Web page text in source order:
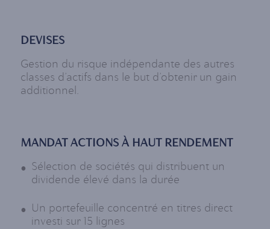
DEVISES
Gestion du risque indépendante des autres
classes d’actifs dans le but d’obtenir un gain
additionnel.
MANDAT ACTIONS À HAUT RENDEMENT
Sélection de sociétés qui distribuent un
dividende élevé dans la durée
Un portefeuille concentré en titres direct
investi sur 15 lignes